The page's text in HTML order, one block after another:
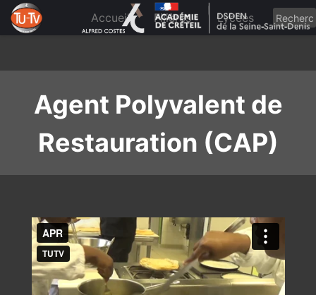
content
Accueil Filières Lycées
Agent Polyvalent de
Restauration (CAP)